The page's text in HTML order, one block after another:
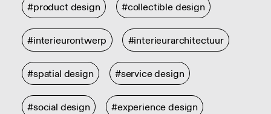
#product design #collectible design
#interieurontwerp #interieurarchitectuur
#spatial design #service design
#social design #experience design